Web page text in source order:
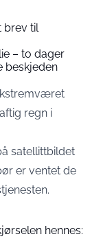
brev til
– to dager
beskjeden
regn i
satellittbildet
er ventet de
hennes: